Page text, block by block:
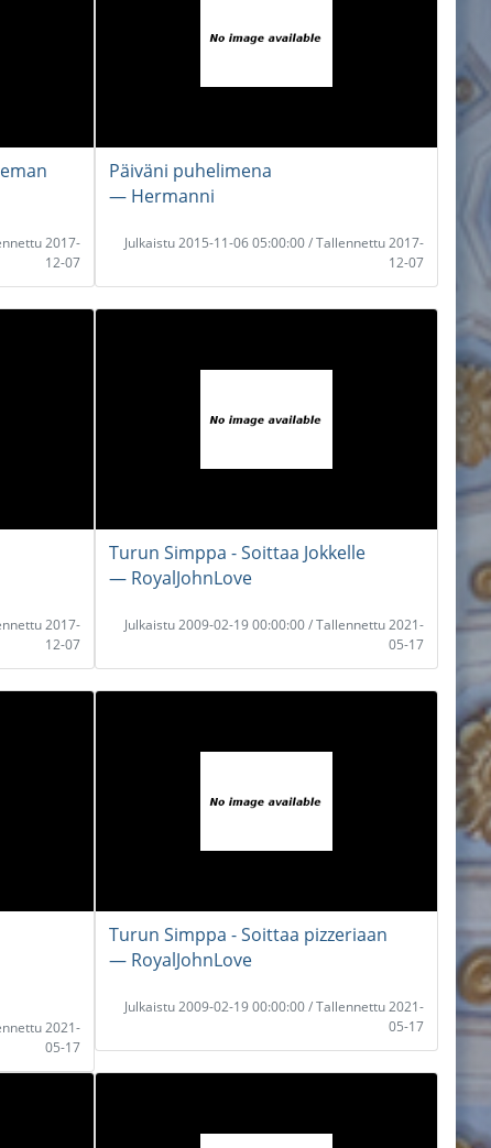
2017-
12-07
Päiväni puhelimena
― Hermanni
Julkaistu 2015-11-06 05:00:00 / Tallennettu 2017-
12-07
2017-
12-07
Turun Simppa - Soittaa Jokkelle
― RoyalJohnLove
Julkaistu 2009-02-19 00:00:00 / Tallennettu 2021-
05-17
2021-
05-17
Turun Simppa - Soittaa pizzeriaan
― RoyalJohnLove
Julkaistu 2009-02-19 00:00:00 / Tallennettu 2021-
05-17